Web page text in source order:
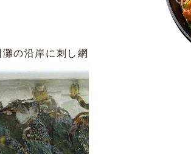
の沿岸に刺し網